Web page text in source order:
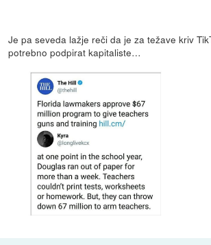
Je pa seveda lažje reči da je za težave kriv
potrebno podpirat kapitaliste…